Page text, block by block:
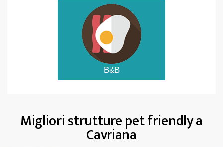
B&B
Migliori strutture pet friendly a
Cavriana